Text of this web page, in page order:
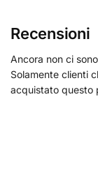
Recensioni
Ancora non ci
Solamente clienti
acquistato questo